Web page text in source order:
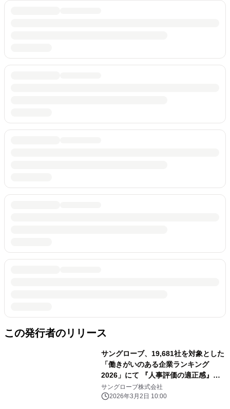
この発行者のリリース
サングローブ、19,681社を対象とした
「働きがいのある企業ランキング
2026」にて 『人事評価の適正感』部
門・全国8位に選出
サングローブ株式会社
2026年3月2日 10:00